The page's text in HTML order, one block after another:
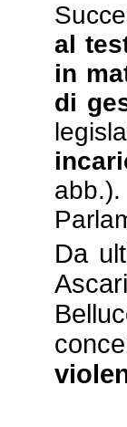
al
in
di
Da